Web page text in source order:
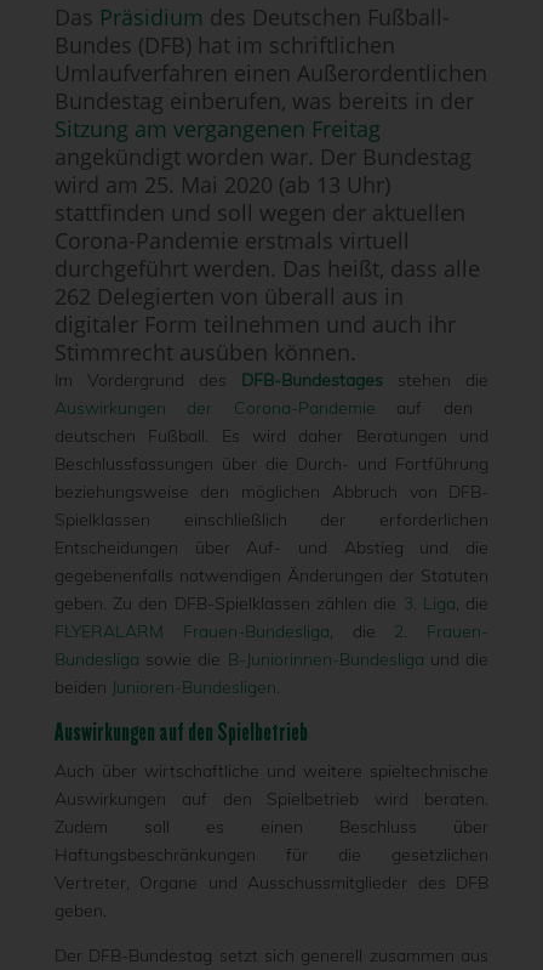
Das Präsidium des Deutschen Fußball-
Bundes (DFB) hat im schriftlichen
Umlaufverfahren einen Außerordentlichen
Bundestag einberufen, was bereits in der
Sitzung am vergangenen Freitag
angekündigt worden war. Der Bundestag
wird am 25. Mai 2020 (ab 13 Uhr)
stattfinden und soll wegen der aktuellen
Corona-Pandemie erstmals virtuell
durchgeführt werden. Das heißt, dass alle
262 Delegierten von überall aus in
digitaler Form teilnehmen und auch ihr
Stimmrecht ausüben können.
Im Vordergrund des DFB-Bundestages stehen die
Auswirkungen der Corona-Pandemie auf den
deutschen Fußball. Es wird daher Beratungen und
Beschlussfassungen über die Durch- und Fortführung
beziehungsweise den möglichen Abbruch von DFB-
Spielklassen einschließlich der erforderlichen
Entscheidungen über Auf- und Abstieg und die
gegebenenfalls notwendigen Änderungen der Statuten
geben. Zu den DFB-Spielklassen zählen die 3. Liga, die
FLYERALARM Frauen-Bundesliga, die 2. Frauen-
Bundesliga sowie die B-Juniorinnen-Bundesliga und die
beiden Junioren-Bundesligen.
Auswirkungen auf den Spielbetrieb
Auch über wirtschaftliche und weitere spieltechnische
Auswirkungen auf den Spielbetrieb wird beraten.
Zudem soll es einen Beschluss über
Haftungsbeschränkungen für die gesetzlichen
Vertreter, Organe und Ausschussmitglieder des DFB
geben.
Der DFB-Bundestag setzt sich generell zusammen aus